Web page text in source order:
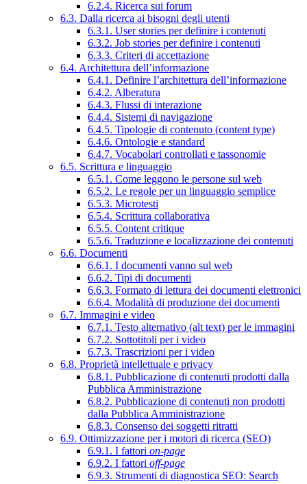
6.2.4. Ricerca sui forum
6.3. Dalla ricerca ai bisogni degli utenti
6.3.1. User stories per definire i contenuti
6.3.2. Job stories per definire i contenuti
6.3.3. Criteri di accettazione
6.4. Architettura dell’informazione
6.4.1. Definire l’architettura dell’informazione
6.4.2. Alberatura
6.4.3. Flussi di interazione
6.4.4. Sistemi di navigazione
6.4.5. Tipologie di contenuto (content type)
6.4.6. Ontologie e standard
6.4.7. Vocabolari controllati e tassonomie
6.5. Scrittura e linguaggio
6.5.1. Come leggono le persone sul web
6.5.2. Le regole per un linguaggio semplice
6.5.3. Microtesti
6.5.4. Scrittura collaborativa
6.5.5. Content critique
6.5.6. Traduzione e localizzazione dei contenuti
6.6. Documenti
6.6.1. I documenti vanno sul web
6.6.2. Tipi di documenti
6.6.3. Formato di lettura dei documenti elettronici
6.6.4. Modalità di produzione dei documenti
6.7. Immagini e video
6.7.1. Testo alternativo (alt text) per le immagini
6.7.2. Sottotitoli per i video
6.7.3. Trascrizioni per i video
6.8. Proprietà intellettuale e privacy
6.8.1. Pubblicazione di contenuti prodotti dalla
Pubblica Amministrazione
6.8.2. Pubblicazione di contenuti non prodotti
dalla Pubblica Amministrazione
6.8.3. Consenso dei soggetti ritratti
6.9. Ottimizzazione per i motori di ricerca (SEO)
6.9.1. I fattori on-page
6.9.2. I fattori off-page
6.9.3. Strumenti di diagnostica SEO: Search